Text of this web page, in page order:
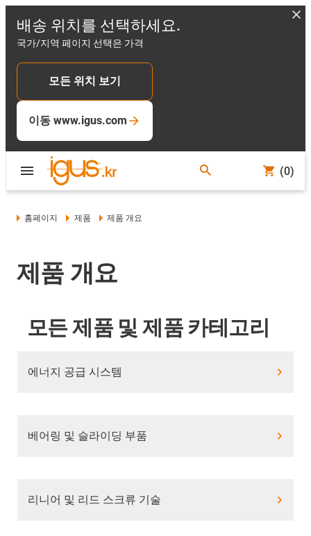
배송 위치를 선택하세요.
국가/지역 페이지 선택은 가격
모든 위치 보기
이동 www.igus.com
(0)
홈페이지 제품 제품 개요
제품 개요
모든 제품 및 제품 카테고리
에너지 공급 시스템
베어링 및 슬라이딩 부품
리니어 및 리드 스크류 기술